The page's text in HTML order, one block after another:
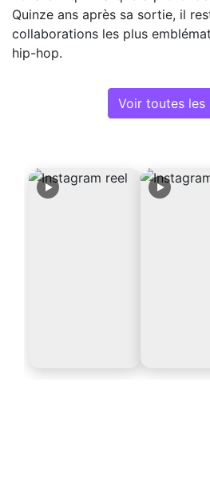
Quinze ans après sa sortie, il
collaborations les plus
hip-hop.
Voir toutes les